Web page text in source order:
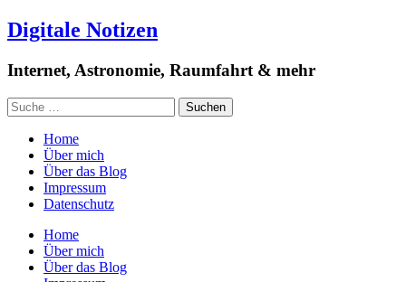
Digitale Notizen
Internet, Astronomie, Raumfahrt & mehr
Home
Über mich
Über das Blog
Impressum
Datenschutz
Home
Über mich
Über das Blog